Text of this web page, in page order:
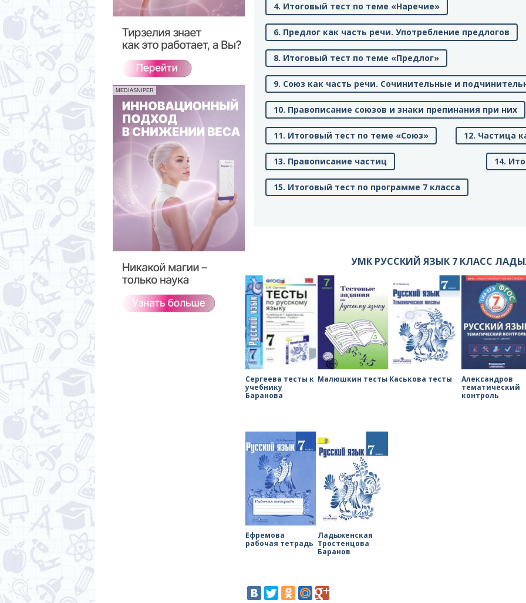
MEDIASNIPER
4. Итоговый тест по теме «Наречие»
6. Предлог как часть речи. Употребление предлогов
8. Итоговый тест по теме «Предлог»
9. Союз как часть речи. Сочинительные и
10. Правописание союзов и знаки препинания при них
11. Итоговый тест по теме «Союз» 12. Частица
13. Правописание частиц 14.
15. Итоговый тест по программе 7 класса
УМК РУССКИЙ ЯЗЫК 7 КЛАСС
Сергеева тесты к
учебнику
Баранова
Малюшкин тесты Каськова тесты
Александров
тематический
контроль
Ефремова
рабочая тетрадь
Ладыженская
Тростенцова
Баранов